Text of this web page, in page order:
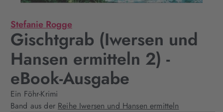
Stefanie Rogge
Gischtgrab (Iwersen und
Hansen ermitteln 2) -
eBook-Ausgabe
Ein Föhr-Krimi
Band aus der Reihe Iwersen und Hansen ermitteln